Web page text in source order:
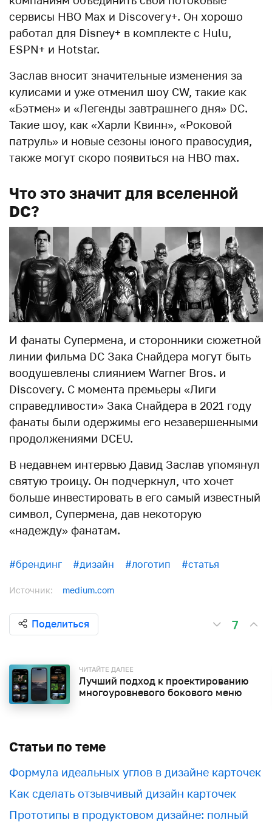
сервисы HBO Max и Discovery+. Он хорошо
работал для Disney+ в комплекте с Hulu,
ESPN+ и Hotstar.
Заслав вносит значительные изменения за
кулисами и уже отменил шоу CW, такие как
«Бэтмен» и «Легенды завтрашнего дня» DC.
Такие шоу, как «Харли Квинн», «Роковой
патруль» и новые сезоны юного правосудия,
также могут скоро появиться на HBO max.
Что это значит для вселенной
DC?
И фанаты Супермена, и сторонники сюжетной
линии фильма DC Зака Снайдера могут быть
воодушевлены слиянием Warner Bros. и
Discovery. С момента премьеры «Лиги
справедливости» Зака Снайдера в 2021 году
фанаты были одержимы его незавершенными
продолжениями DCEU.
В недавнем интервью Давид Заслав упомянул
святую троицу. Он подчеркнул, что хочет
больше инвестировать в его самый известный
символ, Супермена, дав некоторую
«надежду» фанатам.
#брендинг #дизайн #логотип #статья
Источник: medium.com
Поделиться 7
ЧИТАЙТЕ ДАЛЕЕ
Лучший подход к проектированию
многоуровневого бокового меню
Статьи по теме
Формула идеальных углов в дизайне карточек
Как сделать отзывчивый дизайн карточек
Прототипы в продуктовом дизайне: полный